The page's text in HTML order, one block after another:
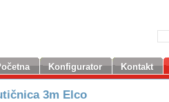
Konfigurator Kontakt
3m Elco